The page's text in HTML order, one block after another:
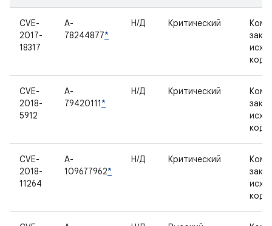
CVE-
2017-
18317
A-
78244877*
Н/Д Критический
CVE-
2018-
5912
A-
79420111*
Н/Д Критический
CVE-
2018-
11264
A-
109677962*
Н/Д Критический